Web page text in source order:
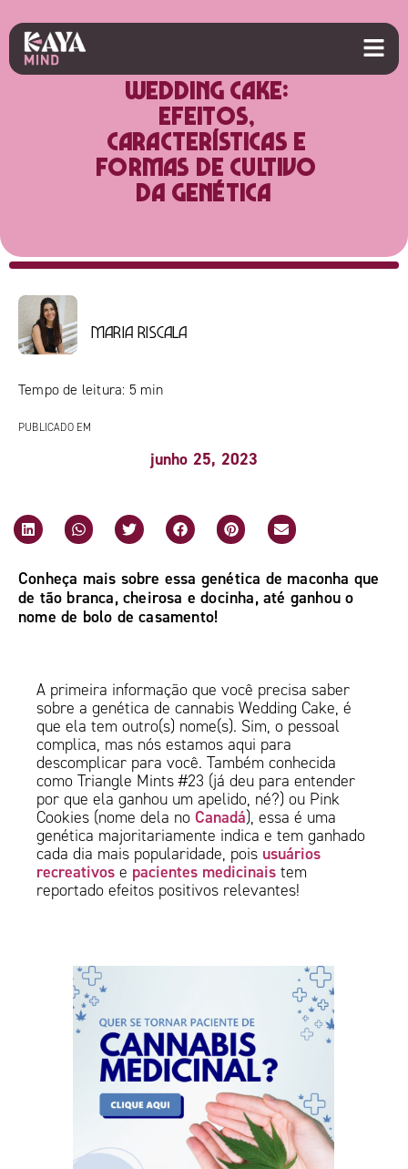
Wedding Cake:
efeitos,
características e
formas de cultivo
da genética
Maria Riscala
Tempo de leitura: 5 min
PUBLICADO EM
junho 25, 2023
Conheça mais sobre essa genética de maconha que
de tão branca, cheirosa e docinha, até ganhou o
nome de bolo de casamento!
A primeira informação que você precisa saber
sobre a genética de cannabis Wedding Cake, é
que ela tem outro(s) nome(s). Sim, o pessoal
complica, mas nós estamos aqui para
descomplicar para você. Também conhecida
como Triangle Mints #23 (já deu para entender
por que ela ganhou um apelido, né?) ou Pink
Cookies (nome dela noCanadá), essa é uma
genética majoritariamente indica e tem ganhado
cada dia mais popularidade, pois usuários
recreativos e pacientes medicinais tem
reportado efeitos positivos relevantes!